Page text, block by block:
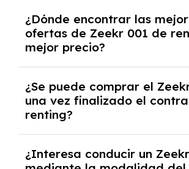
autónomos, justificante de
algunos casos, un informe fiscal
inicial.
¿Dónde encontrar las
ofertas de Zeekr 001 de
mejor precio?
mejores ofertas de vehículos de
todos los gastos incluidos y sin
entradas.
¿Se puede comprar el
una vez finalizado el
renting?
renting se puede adquirir el
¿Interesa conducir un